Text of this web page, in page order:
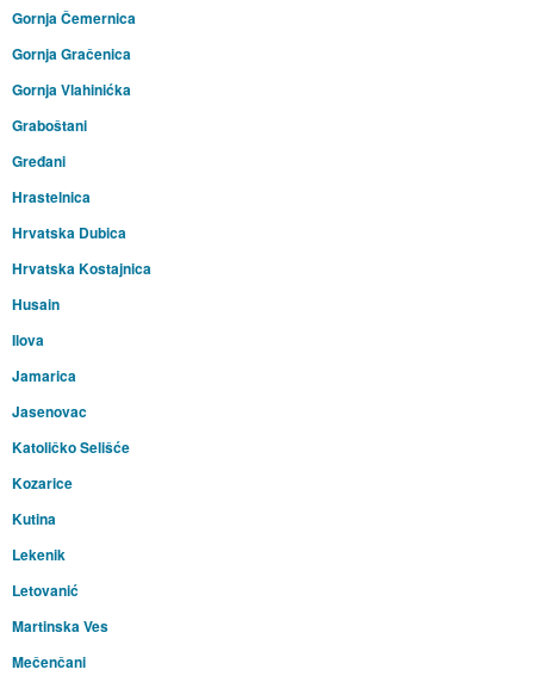
Gornja Čemernica
Gornja Gračenica
Gornja Vlahinićka
Graboštani
Gređani
Hrastelnica
Hrvatska Dubica
Hrvatska Kostajnica
Husain
Ilova
Jamarica
Jasenovac
Katoličko Selišće
Kozarice
Kutina
Lekenik
Letovanić
Martinska Ves
Mečenčani